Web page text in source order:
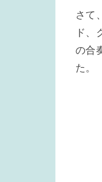
さて
ド、
の合
た。